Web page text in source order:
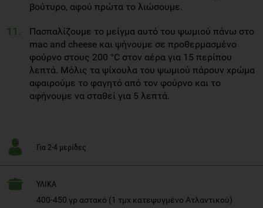
βούτυρο, αφού πρώτα το λιώσουμε.
Πασπαλίζουμε το μείγμα αυτό του ψωμιού πάνω στο
mac and cheese και ψήνουμε σε προθερμασμένο
φούρνο στους 200 °C στον αέρα για 15 περίπου
λεπτά. Μόλις τα ψίχουλα του ψωμιού πάρουν χρώμα
αφαιρούμε το φαγητό από τον φούρνο και το
αφήνουμε να σταθεί για 5 λεπτά.
Για 2-4 μερίδες
ΥΛΙΚΑ
400-450 γρ αστακό (1 τμχ κατεψυγμένο Ατλαντικού)